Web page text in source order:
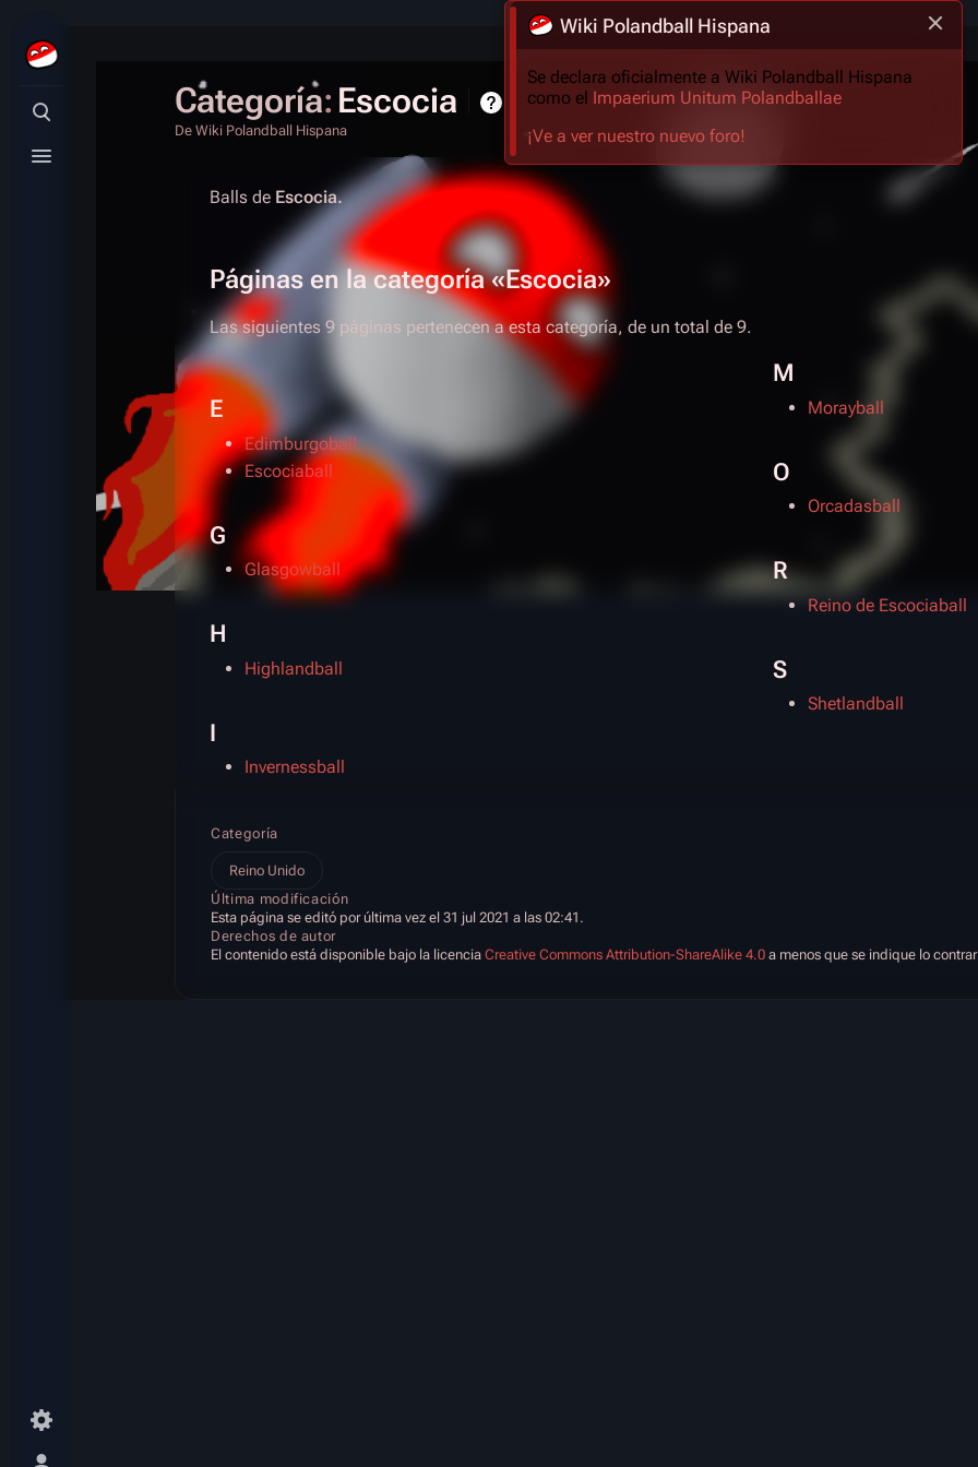
Búsqueda alternativa
Menú alternativo
Wiki Polandball Hispana
Se declara oficialmente a Wiki Polandball Hispana
como el Impaerium Unitum Polandballae
¡Ve a ver nuestro nuevo foro!
Categoría: Escocia
De Wiki Polandball Hispana
Balls de Escocia.
Páginas en la categoría «Escocia»
Las siguientes 9 páginas pertenecen a esta categoría, de un total de 9.
E
Edimburgoball
Escociaball
G
Glasgowball
H
Highlandball
I
Invernessball
M
Morayball
O
Orcadasball
R
Reino de Escociaball
S
Shetlandball
Categoría
Reino Unido
Última modificación
Esta página se editó por última vez el 31 jul 2021 a las 02:41.
Derechos de autor
El contenido está disponible bajo la licencia Creative Commons Attribution-ShareAlike 4.0 a menos que se indique lo